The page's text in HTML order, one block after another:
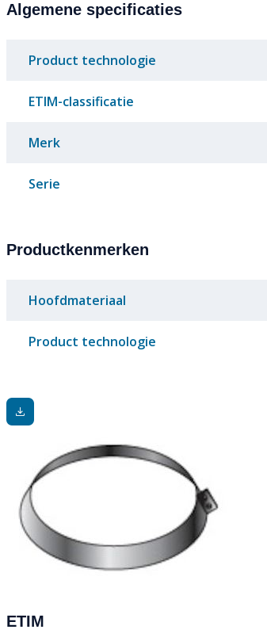
Algemene specificaties
Product technologie
ETIM-classificatie
Merk
Serie
Productkenmerken
Hoofdmateriaal
Product technologie
ETIM